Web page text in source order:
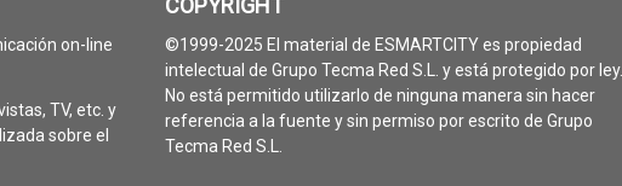
on-line
TV, etc. y
sobre el
COPYRIGHT
©1999-2025 El material de ESMARTCITY es propiedad
intelectual de Grupo Tecma Red S.L. y está protegido por ley.
No está permitido utilizarlo de ninguna manera sin hacer
referencia a la fuente y sin permiso por escrito de Grupo
Tecma Red S.L.